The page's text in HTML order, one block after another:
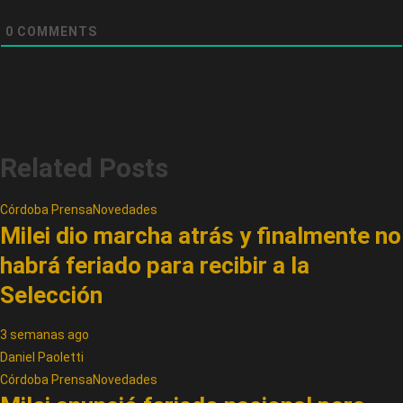
0 COMMENTS
Related Posts
Córdoba PrensaNovedades
Milei dio marcha atrás y finalmente no
habrá feriado para recibir a la
Selección
3 semanas ago
Daniel Paoletti
Córdoba PrensaNovedades